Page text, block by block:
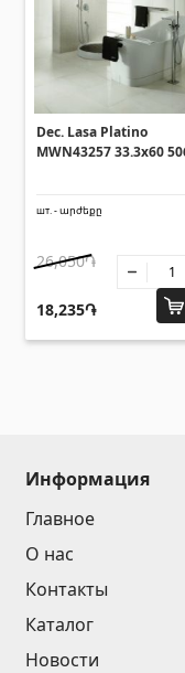
Зонты (10)
Другие
Черепица
Строительные
Все
Dec. Lasa Platino
MWN43257 33.3x60
шт. - արժեքը
26,050֏
18,235֏
Информация
Главное
О нас
Контакты
Каталог
Новости